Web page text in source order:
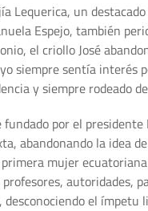
Lequerica, un
Espejo, también
el criollo José
siempre sentía interés
y siempre rodeado
fundado por el
abandonando la idea
mujer
autoridades,
el ímpetu